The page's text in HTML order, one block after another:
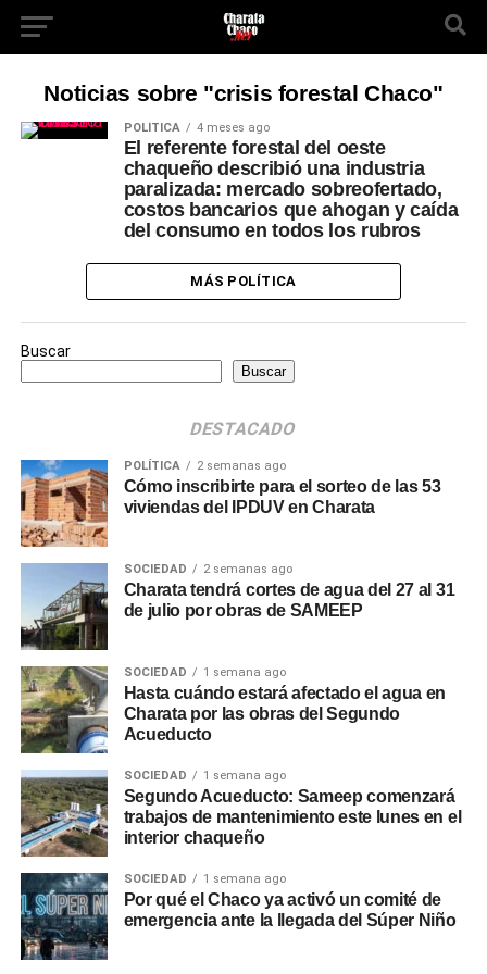
Noticias sobre "crisis forestal Chaco"
POLÍTICA 4 meses ago
El referente forestal del oeste
chaqueño describió una industria
paralizada: mercado sobreofertado,
costos bancarios que ahogan y caída
del consumo en todos los rubros
MÁS POLÍTICA
Buscar
Buscar
DESTACADO
POLÍTICA 2 semanas ago
Cómo inscribirte para el sorteo de las 53
viviendas del IPDUV en Charata
SOCIEDAD 2 semanas ago
Charata tendrá cortes de agua del 27 al 31
de julio por obras de SAMEEP
SOCIEDAD 1 semana ago
Hasta cuándo estará afectado el agua en
Charata por las obras del Segundo
Acueducto
SOCIEDAD 1 semana ago
Segundo Acueducto: Sameep comenzará
trabajos de mantenimiento este lunes en el
interior chaqueño
SOCIEDAD 1 semana ago
Por qué el Chaco ya activó un comité de
emergencia ante la llegada del Súper Niño